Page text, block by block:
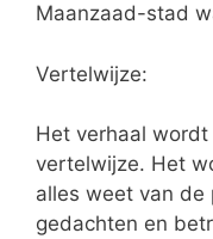
Maanzaad-stad
Vertelwijze:
Het verhaal
vertelwijze. Het
alles weet van de
gedachten en